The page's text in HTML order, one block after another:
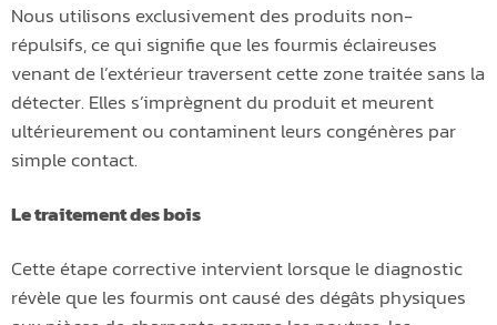
Nous utilisons exclusivement des produits non-
répulsifs, ce qui signifie que les fourmis éclaireuses
venant de l’extérieur traversent cette zone traitée sans la
détecter. Elles s’imprègnent du produit et meurent
ultérieurement ou contaminent leurs congénères par
simple contact.
Le traitement des bois
Cette étape corrective intervient lorsque le diagnostic
révèle que les fourmis ont causé des dégâts physiques